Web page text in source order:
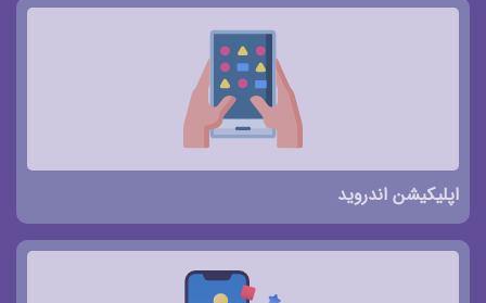
اپلیکیشن اندروید